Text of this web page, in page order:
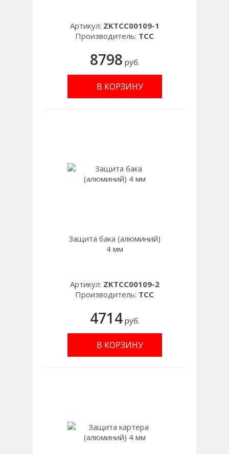
Артикул: ZKTCC00109-1
Производитель: TCC
8798 руб.
В КОРЗИНУ
Защита бака (алюминий)
4 мм
Артикул: ZKTCC00109-2
Производитель: TCC
4714руб.
В КОРЗИНУ